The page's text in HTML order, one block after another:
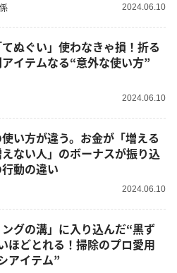
2024.06.10
ぬぐい」使わなきゃ損！折る
イテムなる“意外な使い方”
2024.06.10
い方が違う。お金が「増える
ない人」のボーナスが振り込
動の違い
2024.06.10
ングの溝」に入り込んだ“黒ず
ほどとれる！掃除のプロ愛用
アイテム”